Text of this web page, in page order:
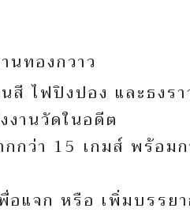
นทองกวาว
ไฟปิงปอง และธงรา
านวัดในอดีต
กว่า 15 เกมส์ พร้อม
แจก หรือ เพิ่มบรรยา